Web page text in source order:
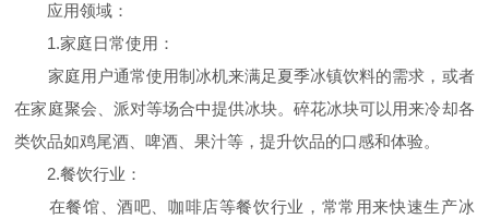
应用领域：
1.家庭日常使用：
家庭用户通常使用制冰机来满足夏季冰镇饮料的需求，或者
在家庭聚会、派对等场合中提供冰块。碎花冰块可以用来冷却各
类饮品如鸡尾酒、啤酒、果汁等，提升饮品的口感和体验。
2.餐饮行业：
在餐馆、酒吧、咖啡店等餐饮行业，常常用来快速生产冰